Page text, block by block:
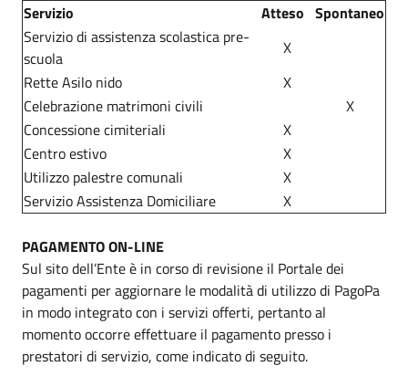
Servizio
Atteso Spontaneo
Servizio di assistenza scolastica pre-
scuola
X
Rette Asilo nido
X
Celebrazione matrimoni civili
X
Concessione cimiteriali
X
Centro estivo
X
Utilizzo palestre comunali
X
Servizio Assistenza Domiciliare
X
PAGAMENTO ON-LINE
Sul sito dell’Ente è in corso di revisione il Portale dei
pagamenti per aggiornare le modalità di utilizzo di PagoPa
in modo integrato con i servizi offerti, pertanto al
momento occorre effettuare il pagamento presso i
prestatori di servizio, come indicato di seguito.